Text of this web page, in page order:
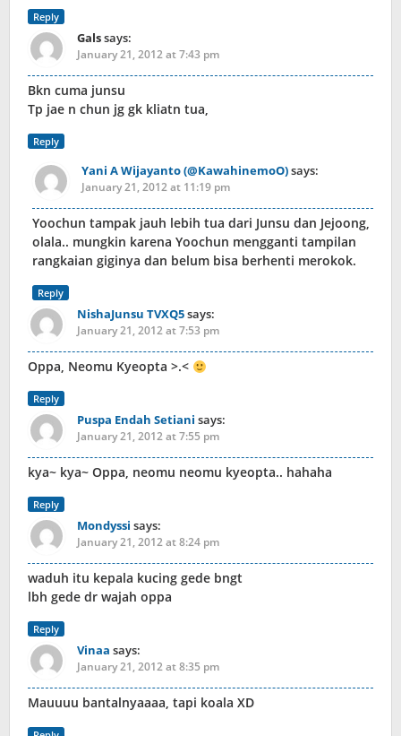
Reply
Galssays:
January 21, 2012 at 7:43 pm
Bkn cuma junsu
Tp jae n chun jg gk kliatn tua,
Reply
Yani A Wijayanto (@KawahinemoO)says:
January 21, 2012 at 11:19 pm
Yoochun tampak jauh lebih tua dari Junsu dan Jejoong,
olala.. mungkin karena Yoochun mengganti tampilan
rangkaian giginya dan belum bisa berhenti merokok.
Reply
NishaJunsu TVXQ5says:
January 21, 2012 at 7:53 pm
Oppa, Neomu Kyeopta >.<
Reply
Puspa Endah Setiani says:
January 21, 2012 at 7:55 pm
kya~ kya~ Oppa, neomu neomu kyeopta.. hahaha
Reply
Mondyssi says:
January 21, 2012 at 8:24 pm
waduh itu kepala kucing gede bngt
lbh gede dr wajah oppa
Reply
Vinaa says:
January 21, 2012 at 8:35 pm
Mauuuu bantalnyaaaa, tapi koala XD